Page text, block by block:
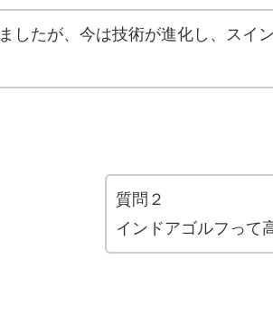
したが、今は技術が進化し、スイ
質問２
インドアゴルフって